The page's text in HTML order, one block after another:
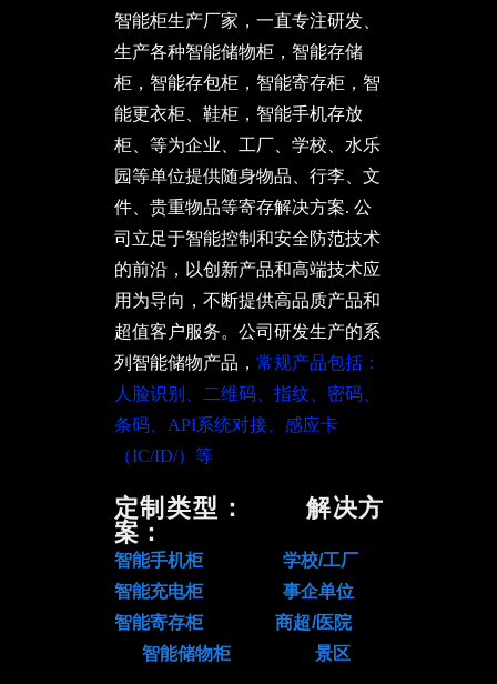
定制类型： 解决方
案：
智能手机柜 学校/工厂
智能充电柜 事企单位
智能寄存柜 商超/医院
智能储物柜 景区
智能柜生产厂家，一直专注研发、
生产各种智能储物柜，智能存储
柜，智能存包柜，智能寄存柜，智
能更衣柜、鞋柜，智能手机存放
柜、等为企业、工厂、学校、水乐
园等单位提供随身物品、行李、文
件、贵重物品等寄存解决方案. 公
司立足于智能控制和安全防范技术
的前沿，以创新产品和高端技术应
用为导向，不断提供高品质产品和
超值客户服务。公司研发生产的系
列智能储物产品， 常规产品包括：
人脸识别、二维码、指纹、密码、
条码、API系统对接、感应卡
（IC/ID/）等